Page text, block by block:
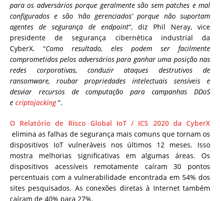
para os adversários porque geralmente são sem patches e mal
configurados e são ‘não gerenciados’ porque não suportam
agentes de segurança de endpoint“, diz Phil Neray, vice
presidente de segurança cibernética industrial da
CyberX. “Como resultado, eles podem ser facilmente
comprometidos pelos adversários para ganhar uma posição nas
redes corporativas, conduzir ataques destrutivos de
ransomware, roubar propriedades intelectuais sensíveis e
desviar recursos de computação para campanhas DDoS
e criptojacking “.
O Relatório de Risco Global IoT / ICS 2020 da CyberX
elimina as falhas de segurança mais comuns que tornam os
dispositivos IoT vulneráveis ​​nos últimos 12 meses. Isso
mostra melhorias significativas em algumas áreas. Os
dispositivos acessíveis remotamente caíram 30 pontos
percentuais com a vulnerabilidade encontrada em 54% dos
sites pesquisados. As conexões diretas à Internet também
caíram de 40% para 27%.